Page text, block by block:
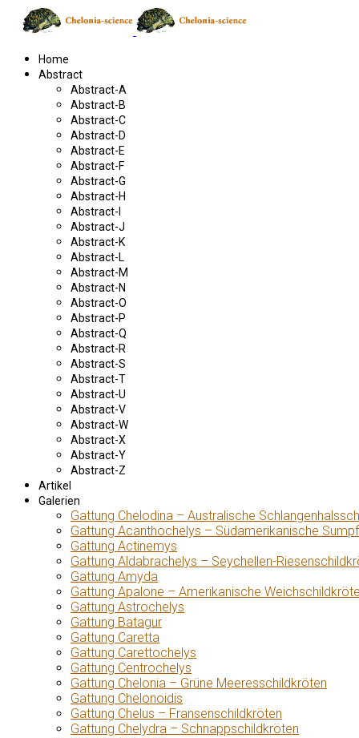
Home
Abstract
Abstract-A
Abstract-B
Abstract-C
Abstract-D
Abstract-E
Abstract-F
Abstract-G
Abstract-H
Abstract-I
Abstract-J
Abstract-K
Abstract-L
Abstract-M
Abstract-N
Abstract-O
Abstract-P
Abstract-Q
Abstract-R
Abstract-S
Abstract-T
Abstract-U
Abstract-V
Abstract-W
Abstract-X
Abstract-Y
Abstract-Z
Artikel
Galerien
Gattung Chelodina – Australische
Gattung Acanthochelys – Südamerikanische
Gattung Actinemys
Gattung Aldabrachelys – Seychellen-
Gattung Amyda
Gattung Apalone – Amerikanische
Gattung Astrochelys
Gattung Batagur
Gattung Caretta
Gattung Carettochelys
Gattung Centrochelys
Gattung Chelonia – Grüne Meeresschildkröten
Gattung Chelonoidis
Gattung Chelus – Fransenschildkröten
Gattung Chelydra – Schnappschildkröten